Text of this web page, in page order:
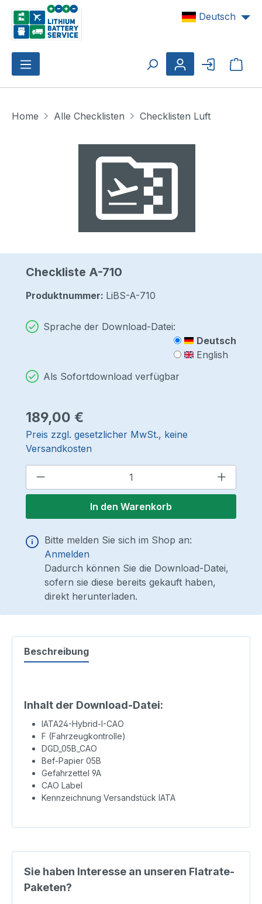
Zum Hauptinhalt springen Deutsch
Home Alle Checklisten
Checklisten Luft
Checkliste A-710
Produktnummer: LiBS-A-710
Sprache der Download-Datei:
Deutsch
English
Als Sofortdownload verfügbar
Regulärer Preis:
189,00 €
Preis zzgl. gesetzlicher MwSt., keine
Versandkosten
Produkt Anzahl: Gib den
In den Warenkorb
Bitte melden Sie sich im Shop an:
Anmelden
Dadurch können Sie die Download-Datei,
sofern sie diese bereits gekauft haben,
direkt herunterladen.
Beschreibung
Inhalt der Download-Datei:
IATA24-Hybrid-I-CAO
F (Fahrzeugkontrolle)
DGD_05B_CAO
Bef-Papier 05B
Gefahrzettel 9A
CAO Label
Kennzeichnung Versandstück IATA
Sie haben Interesse an unseren Flatrate-
Paketen?